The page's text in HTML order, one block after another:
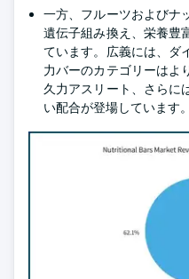
一方、フルーツおよびナ
遺伝子組み換え、栄養豊
ています。広義には、ダ
力バーのカテゴリーはよ
久力アスリート、さらに
い配合が登場しています。